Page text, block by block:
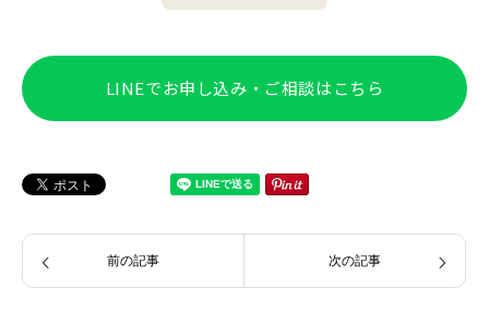
LINEでお申し込み・ご相談はこちら
前の記事 次の記事